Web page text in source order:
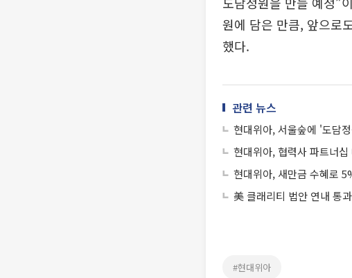
원에 담은 만큼, 앞으로
했다.
관련 뉴스
현대위아, 서울숲에 '도담
현대위아, 협력사 파트너
현대위아, 새만금 수혜로
美 클래리티 법안 연내 통
#현대위아